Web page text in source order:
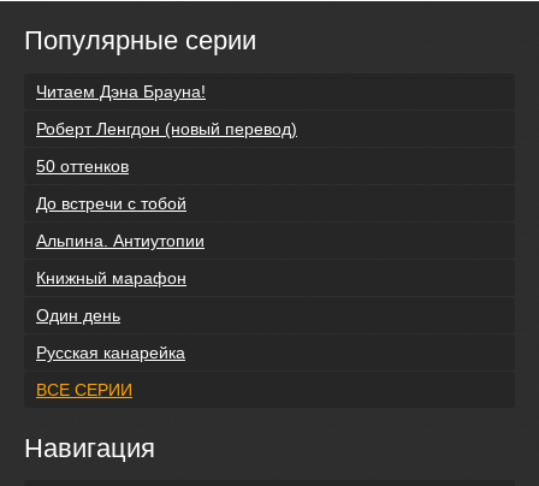
Популярные серии
Читаем Дэна Брауна!
Роберт Ленгдон (новый перевод)
50 оттенков
До встречи с тобой
Альпина. Антиутопии
Книжный марафон
Один день
Русская канарейка
ВСЕ СЕРИИ
Навигация